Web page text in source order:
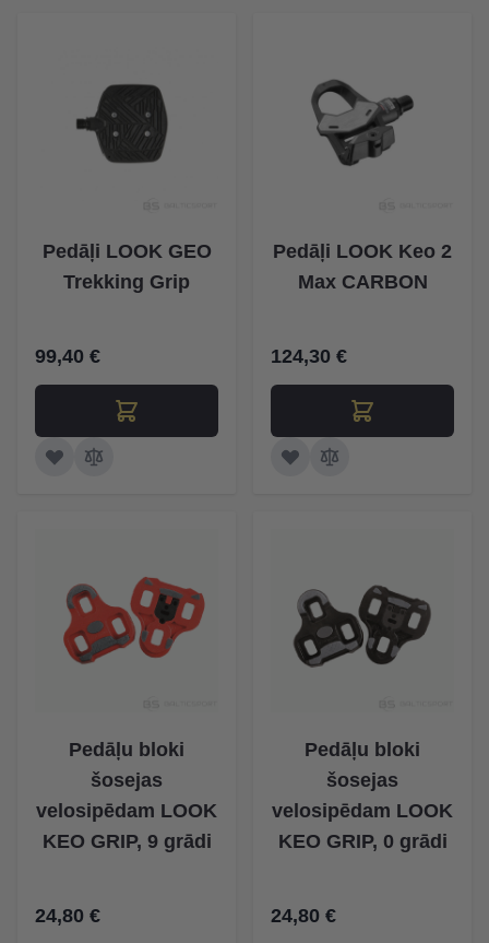
Pedāļi LOOK GEO
Trekking Grip
99,40 €
Pedāļi LOOK Keo 2
Max CARBON
124,30 €
Pedāļu bloki
šosejas
velosipēdam LOOK
KEO GRIP, 9 grādi
24,80 €
Pedāļu bloki
šosejas
velosipēdam LOOK
KEO GRIP, 0 grādi
24,80 €